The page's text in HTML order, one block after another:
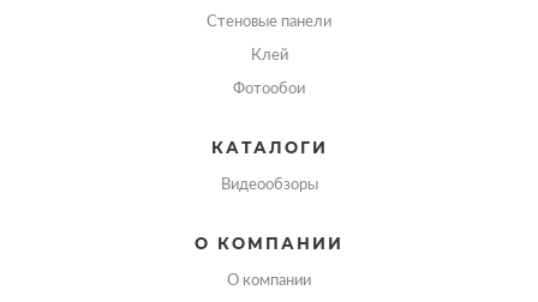
Стеновые панели
Клей
Фотообои
КАТАЛОГИ
Видеообзоры
О КОМПАНИИ
О компании